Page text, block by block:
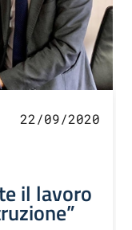
22/09/2020
il lavoro